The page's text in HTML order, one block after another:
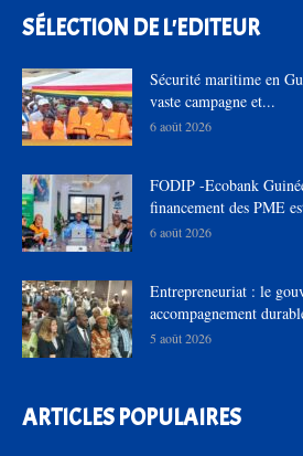
SÉLECTION DE L'EDITEUR
Sécurité maritime en
vaste campagne et...
6 août 2026
FODIP -Ecobank
financement des PME
6 août 2026
Entrepreneuriat : le
accompagnement
5 août 2026
ARTICLES POPULAIRES